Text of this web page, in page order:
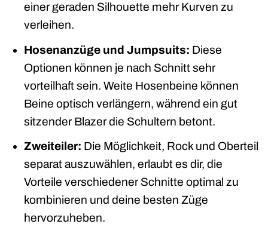
einer geraden Silhouette mehr Kurven zu
verleihen.
Hosenanzüge und Jumpsuits: Diese
Optionen können je nach Schnitt sehr
vorteilhaft sein. Weite Hosenbeine können
Beine optisch verlängern, während ein gut
sitzender Blazer die Schultern betont.
Zweiteiler: Die Möglichkeit, Rock und Oberteil
separat auszuwählen, erlaubt es dir, die
Vorteile verschiedener Schnitte optimal zu
kombinieren und deine besten Züge
hervorzuheben.